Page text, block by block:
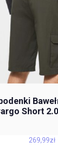
Short
269,99zł